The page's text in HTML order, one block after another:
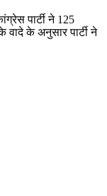
पार्टी ने 125
वादे के अनुसार पार्टी ने